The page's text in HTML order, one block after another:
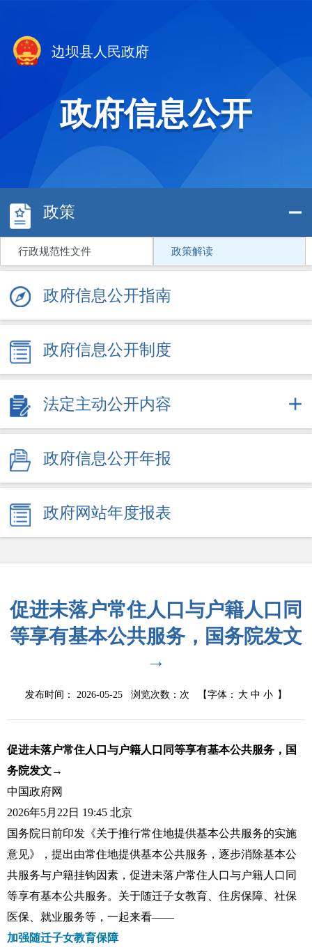
边坝县人民政府
政府信息公开
政策
行政规范性文件 政策解读
政府信息公开指南
政府信息公开制度
法定主动公开内容
政府信息公开年报
政府网站年度报表
促进未落户常住人口与户籍人口同
等享有基本公共服务，国务院发文
→
发布时间： 2026-05-25 浏览次数： 次 【字体： 大 中 小 】
促进未落户常住人口与户籍人口同等享有基本公共服务，国
务院发文→
中国政府网
2026年5月22日 19:45 北京
国务院日前印发 《关于推行常住地提供基本公共服务的实施
意见》
，提出由常住地提供基本公共服务，逐步消除基本公
共服务与户籍挂钩因素，促进未落户常住人口与户籍人口同
等享有基本公共服务。关于随迁子女教育、住房保障、社保
医保、就业服务等，一起来看——
加强随迁子女教育保障